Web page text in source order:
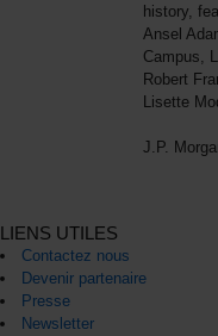
history,
Ansel
Campus,
Robert
Lisette
J.P.
LIENS UTILES
Contactez nous
Devenir partenaire
Presse
Newsletter